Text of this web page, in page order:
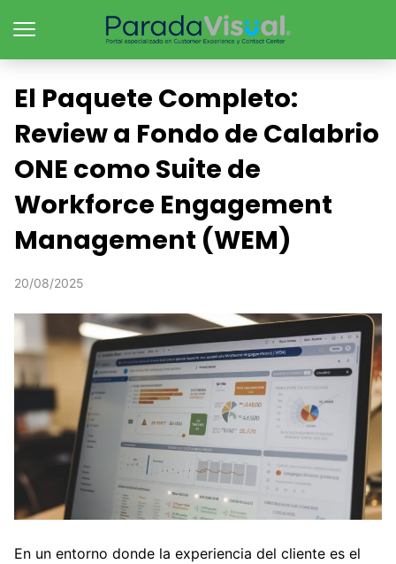
El Paquete Completo:
Review a Fondo de Calabrio
ONE como Suite de
Workforce Engagement
Management (WEM)
20/08/2025
En un entorno donde la experiencia del cliente es el